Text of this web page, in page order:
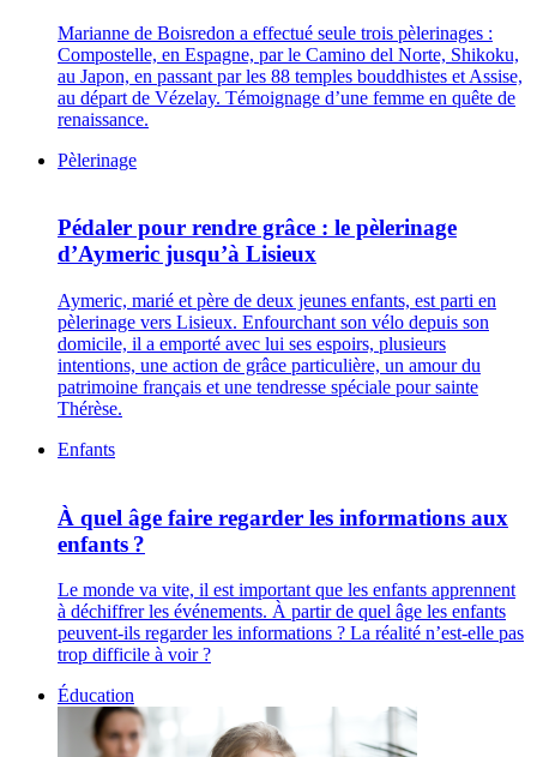
Marianne de Boisredon a effectué seule trois pèlerinages :
Compostelle, en Espagne, par le Camino del Norte, Shikoku,
au Japon, en passant par les 88 temples bouddhistes et Assise,
au départ de Vézelay. Témoignage d’une femme en quête de
renaissance.
Pèlerinage
Pédaler pour rendre grâce : le pèlerinage
d’Aymeric jusqu’à Lisieux
Aymeric, marié et père de deux jeunes enfants, est parti en
pèlerinage vers Lisieux. Enfourchant son vélo depuis son
domicile, il a emporté avec lui ses espoirs, plusieurs
intentions, une action de grâce particulière, un amour du
patrimoine français et une tendresse spéciale pour sainte
Thérèse.
Enfants
À quel âge faire regarder les informations aux
enfants ?
Le monde va vite, il est important que les enfants apprennent
à déchiffrer les événements. À partir de quel âge les enfants
peuvent-ils regarder les informations ? La réalité n’est-elle pas
trop difficile à voir ?
Éducation